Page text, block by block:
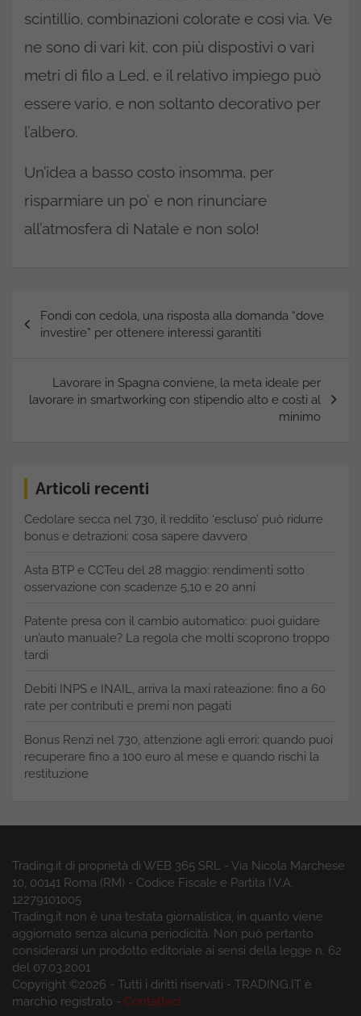
scintillio, combinazioni colorate e così via. Ve
ne sono di vari kit, con più dispostivi o vari
metri di filo a Led, e il relativo impiego può
essere vario, e non soltanto decorativo per
l’albero.
Un’idea a basso costo insomma, per
risparmiare un po’ e non rinunciare
all’atmosfera di Natale e non solo!
articoli
Fondi con cedola, una risposta alla domanda “dove
investire” per ottenere interessi garantiti
Lavorare in Spagna conviene, la meta ideale per
lavorare in smartworking con stipendio alto e costi al
minimo
Articoli recenti
Cedolare secca nel 730, il reddito ‘escluso’ può ridurre
bonus e detrazioni: cosa sapere davvero
Asta BTP e CCTeu del 28 maggio: rendimenti sotto
osservazione con scadenze 5,10 e 20 anni
Patente presa con il cambio automatico: puoi guidare
un’auto manuale? La regola che molti scoprono troppo
tardi
Debiti INPS e INAIL, arriva la maxi rateazione: fino a 60
rate per contributi e premi non pagati
Bonus Renzi nel 730, attenzione agli errori: quando puoi
recuperare fino a 100 euro al mese e quando rischi la
restituzione
Trading.it di proprietà di WEB 365 SRL - Via Nicola Marchese
10, 00141 Roma (RM) - Codice Fiscale e Partita I.V.A.
12279101005
Trading.it non è una testata giornalistica, in quanto viene
aggiornato senza alcuna periodicità. Non può pertanto
considerarsi un prodotto editoriale ai sensi della legge n. 62
del 07.03.2001
Copyright ©2026 - Tutti i diritti riservati - TRADING.IT è
marchio registrato - Contattaci